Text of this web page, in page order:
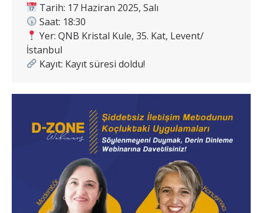
Tarih: 17 Haziran 2025, Salı
Saat: 18:30
Yer: QNB Kristal Kule, 35. Kat, Levent/
İstanbul
Kayıt: Kayıt süresi doldu!